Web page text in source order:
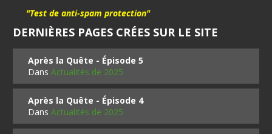
"Test de anti-spam protection"
DERNIÈRES PAGES CRÉES SUR LE SITE
Après la Quête - Épisode 5
DansActualités de 2025
Après la Quête - Épisode 4
DansActualités de 2025